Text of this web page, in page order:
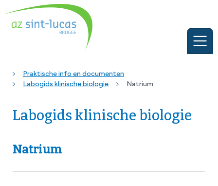
Praktische info en documenten
Labogids klinische biologie
Natrium
Labogids klinische biologie
Natrium